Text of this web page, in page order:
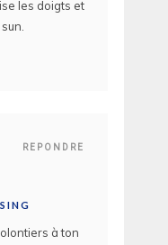
les doigts et
REPONDRE
à ton